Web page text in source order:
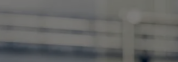
Forschung
Medizin
Unser Service für Patient:innen
Informationen zu Krankheiten
Roche